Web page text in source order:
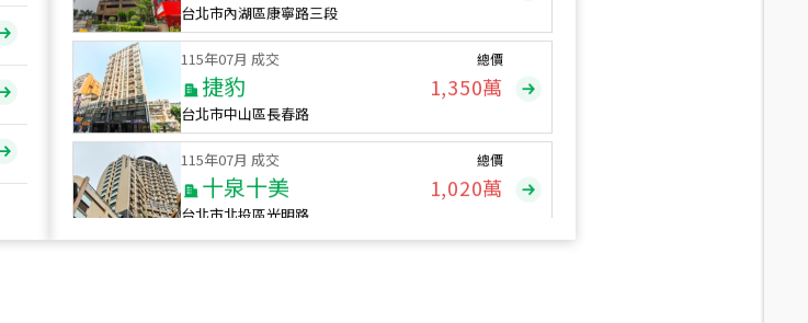
115年07月 成交
捷豹
台北市中山區長春路
總價
1,350萬
115年07月 成交
十泉十美
台北市北投區光明路
總價
1,020萬
115年07月 成交